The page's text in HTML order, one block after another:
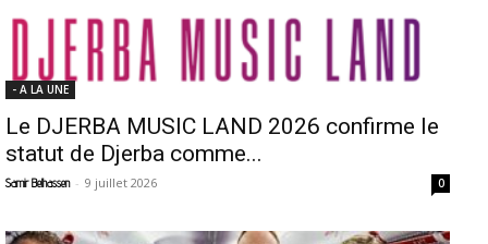
- A LA UNE
Le DJERBA MUSIC LAND 2026 confirme le
statut de Djerba comme...
Samir Belhassen - 9 juillet 2026 0